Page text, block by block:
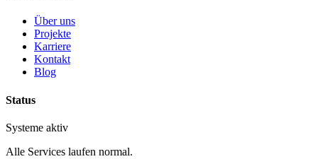
Über uns
Projekte
Karriere
Kontakt
Blog
Status
Systeme aktiv
Alle Services laufen normal.